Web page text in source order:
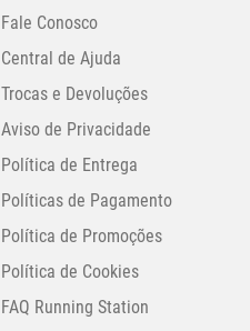
Fale Conosco
Central de Ajuda
Trocas e Devoluções
Aviso de Privacidade
Política de Entrega
Políticas de Pagamento
Política de Promoções
Política de Cookies
FAQ Running Station